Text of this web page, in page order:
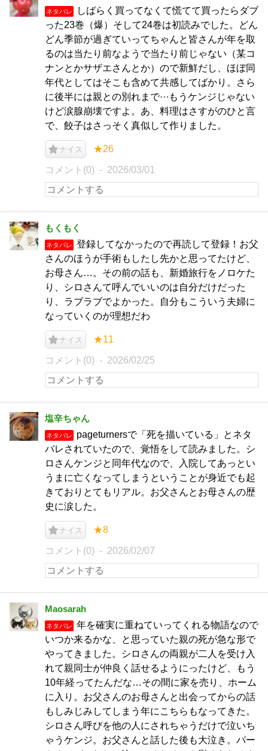
ネタバレ
しばらく買ってなくて慌てて買ったらダブ
った23巻（爆）そして24巻は初読みでした。どん
どん季節が過ぎていってちゃんと皆さんが年を取
るのは当たり前なようで当たり前じゃない（某コ
ナンとかサザエさんとか）ので新鮮だし、ほぼ同
年代としてはそこも含めて共感してばかり。さら
に後半には親との別れまで···もうケンジじゃない
けど涙腺崩壊ですよ。あ、料理はさすがのひと言
で、餃子はさっそく真似して作りました。
ナイス ★26
コメント(0) 2026/03/01
もくもく
ネタバレ
登録してなかったので再読して登録！お父
さんのほうが手術もしたし先かと思ってたけど、
お母さん…。その前の話も、新婚旅行をノロケた
り、シロさんて呼んでいいのは自分だけだった
り、ラブラブでよかった。自分もこういう夫婦に
なっていくのが理想だわ
ナイス ★11
コメント(0) 2026/02/25
塩辛ちゃん
ネタバレ
pageturnersで「死を描いている」とネタ
バレされていたので、覚悟をして読みました。シ
ロさんケンジと同年代なので、入院してあっとい
うまに亡くなってしまうということが身近でも起
きておりとてもリアル。お父さんとお母さんの歴
史に涙した。
ナイス ★8
コメント(0) 2026/02/07
Maosarah
ネタバレ
年を確実に重ねていってくれる物語なので
いつか来るかな、と思っていた親の死が急な形で
やってきました。シロさんの両親が二人を受け入
れて親同士が仲良く話せるようにったけど、もう
10年経ってたんだな…その間に家を売り、ホーム
に入り。お父さんのお母さんと出会ってからの話
もしみじみしてしまう年にこちらもなってきた。
シロさん呼びを他の人にされちゃうだけで泣いち
ゃうケンジ。お父さんと話した後も大泣き。パー